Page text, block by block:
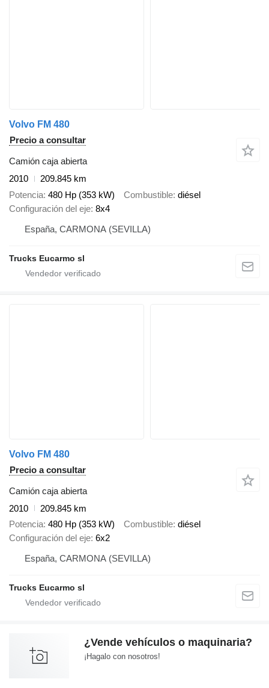
Volvo FM 480
Precio a consultar
Camión caja abierta
2010
209.845 km
Potencia 480 Hp (353 kW) Combustible diésel
Configuración del eje 8x4
España, CARMONA (SEVILLA)
Trucks Eucarmo sl
Volvo FM 480
Precio a consultar
Camión caja abierta
2010
209.845 km
Potencia 480 Hp (353 kW) Combustible diésel
Configuración del eje 6x2
España, CARMONA (SEVILLA)
Trucks Eucarmo sl
¿Vende vehículos o maquinaria?
¡Hagalo con nosotros!